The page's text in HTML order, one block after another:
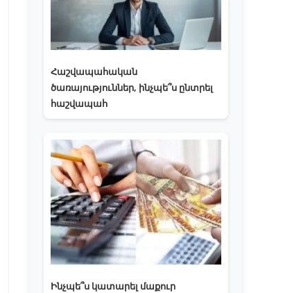
Հաշվապահական
ծառայություններ, ինչպե՞ս ընտրել
հաշվապահ
Ինչպե՞ս կատարել մաքուր